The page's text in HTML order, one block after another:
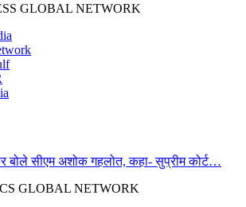
GLOBAL NETWORK
बोले सीएम अशोक गहलोत, कहा- सुप्रीम कोर्ट…
GLOBAL NETWORK